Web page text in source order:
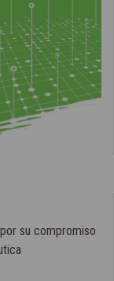
su compromiso